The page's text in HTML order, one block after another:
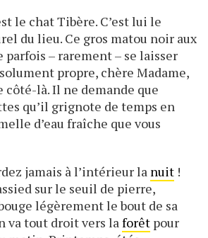
le chat Tibère. C’est lui le
du lieu. Ce gros matou noir aux
parfois – rarement – se laisser
propre, chère Madame,
côté-là. Il ne demande que
qu’il grignote de temps en
d’eau fraîche que vous
jamais à l’intérieur la nuit !
sur le seuil de pierre,
légèrement le bout de sa
va tout droit vers laforêt pour